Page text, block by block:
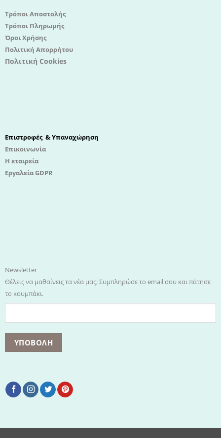
Τρόποι Αποστολής
Τρόποι Πληρωμής
Όροι Χρήσης
Πολιτική Απορρήτου
Πολιτική Cookies
Επιστροφές & Υπαναχώρηση
Επικοινωνία
Η εταιρεία
Εργαλεία GDPR
Newsletter
Θέλεις να μαθαίνεις τα νέα μας; Συμπληρώσε το email σου και πάτησε
το κουμπάκι.